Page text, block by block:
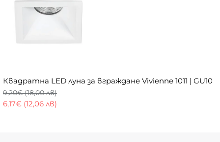
Квадратна LED луна за вграждане Vivienne 1011 | GU10
6,17€ (12,06 лв)
9,20€ (18,00 лв)